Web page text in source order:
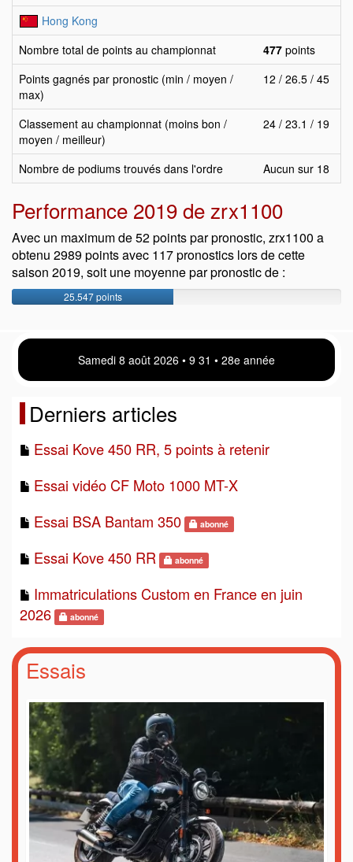
Hong Kong
Nombre total de points au championnat
477 points
Points gagnés par pronostic (min / moyen /
max)
12 / 26.5 / 45
Classement au championnat (moins bon /
moyen / meilleur)
24 / 23.1 / 19
Nombre de podiums trouvés dans l'ordre Aucun sur 18
Performance 2019 de zrx1100
Avec un maximum de 52 points par pronostic, zrx1100 a
obtenu 2989 points avec 117 pronostics lors de cette
saison 2019, soit une moyenne par pronostic de :
25.547 points
Samedi 8 août 2026 • 9 31 • 28e année
Derniers articles
Essai Kove 450 RR, 5 points à retenir
Essai vidéo CF Moto 1000 MT-X
Essai BSA Bantam 350
abonné
Essai Kove 450 RR abonné
Immatriculations Custom en France en juin
2026
abonné
Essais